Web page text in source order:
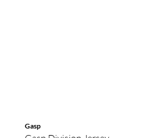
Gasp